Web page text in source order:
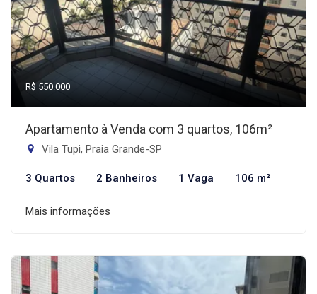
R$ 550.000
Apartamento à Venda com 3 quartos, 106m²
Vila Tupi, Praia Grande-SP
3 Quartos 2 Banheiros 1 Vaga 106 m²
Mais informações